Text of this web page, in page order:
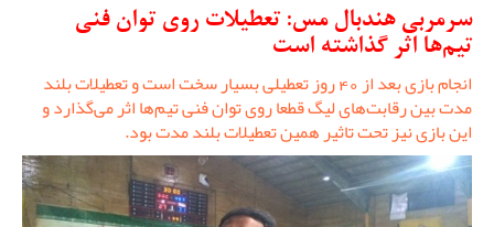
سرمربی هندبال مس: تعطیلات روی توان فنی
تیم‌ها اثر گذاشته است
انجام بازی بعد از 40 روز تعطیلی بسیار سخت است و تعطیلات بلند
مدت بین رقابت‌های لیگ قطعا روی توان فنی تیم‌ها اثر می‌گذارد و
این بازی نیز تحت تاثیر همین تعطیلات بلند مدت بود.